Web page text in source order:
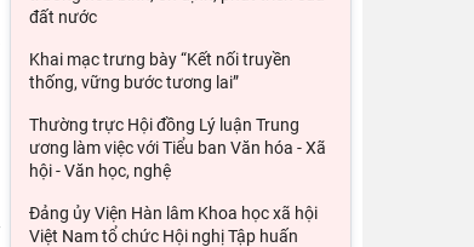
đất nước
Khai mạc trưng bày “Kết nối truyền
thống, vững bước tương lai”
Thường trực Hội đồng Lý luận Trung
ương làm việc với Tiểu ban Văn hóa - Xã
hội - Văn học, nghệ
Đảng ủy Viện Hàn lâm Khoa học xã hội
Việt Nam tổ chức Hội nghị Tập huấn